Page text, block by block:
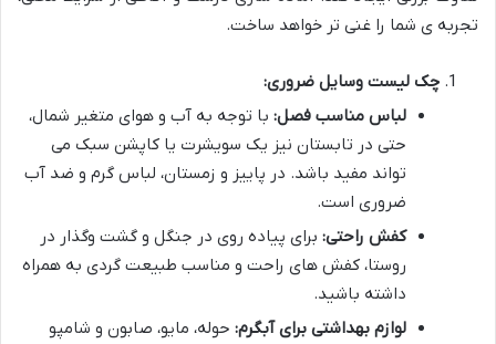
تجربه ی شما را غنی تر خواهد ساخت.
چک لیست وسایل ضروری:
لباس مناسب فصل: با توجه به آب و هوای متغیر شمال،
حتی در تابستان نیز یک سویشرت یا کاپشن سبک می
تواند مفید باشد. در پاییز و زمستان، لباس گرم و ضد آب
ضروری است.
کفش راحتی: برای پیاده روی در جنگل و گشت وگذار در
روستا، کفش های راحت و مناسب طبیعت گردی به همراه
داشته باشید.
لوازم بهداشتی برای آبگرم: حوله، مایو، صابون و شامپو